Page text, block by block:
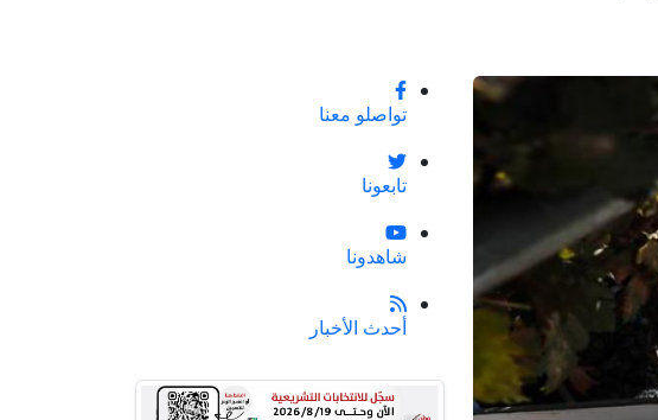
تواصلو معنا
تابعونا
شاهدونا
أحدث الأخبار